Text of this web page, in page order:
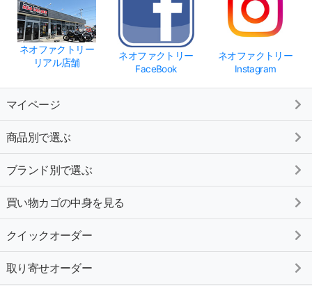
ネオファクトリー
リアル店舗
ネオファクトリー
FaceBook
ネオファクトリー
Instagram
マイページ
商品別で選ぶ
ブランド別で選ぶ
買い物カゴの中身を見る
クイックオーダー
取り寄せオーダー